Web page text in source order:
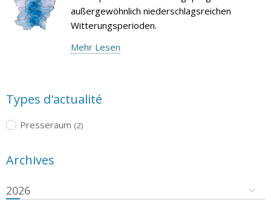
außergewöhnlich niederschlagsreichen
Witterungsperioden.
Mehr Lesen
Types d'actualité
Presseraum (2)
Archives
2026